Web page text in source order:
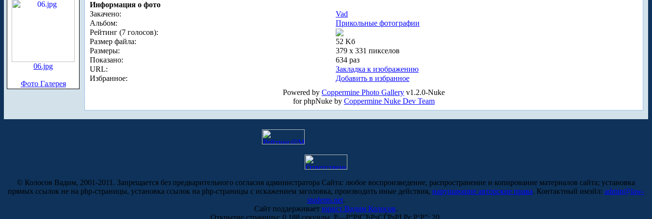
06.jpg
Фото Галерея
Информация о фото
Закачено:
Vad
Альбом:
Прикольные фотографии
Рейтинг (7 голосов):
Размер файла:
52 Kб
Размеры:
379 x 331 пикселов
Показано:
634 раз
URL:
Закладка к изображению
Избранное:
Добавить в избранное
Powered by Coppermine Photo Gallery v1.2.0-Nuke
for phpNuke by Coppermine Nuke Dev Team
© Колосов Вадим, 2001-2011. Запрещается без предварительного согласия администратора Сайта: любое воспроизведение, распространение и копирование материалов сайта; установка
прямых ссылок не на php-страницы, установка ссылок на php-страницы с искажением заголовка, производить иные действия, нарушающие авторские права. Контактный имэйл: admin@law-
students.net.
Сайт поддерживает юрист Вадим Колосов.
Открытие страницы: 0.188 секунды. Р—Р°РїСЂРѕСЃРѕРІ Рє Р‘Р”: 20.